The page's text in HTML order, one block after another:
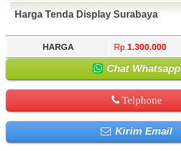
Harga Tenda Display Surabaya
HARGA Rp. 1.300.000
Chat Whatsapp
Telphone
Kirim Email